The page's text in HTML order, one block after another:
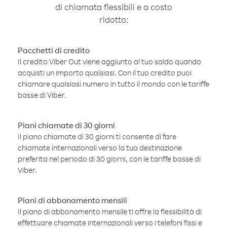
di chiamata flessibili e a costo
ridotto:
Pacchetti di credito
Il credito Viber Out viene aggiunto al tuo saldo quando
acquisti un importo qualsiasi. Con il tuo credito puoi
chiamare qualsiasi numero in tutto il mondo con le tariffe
basse di Viber.
Piani chiamate di 30 giorni
Il piano chiamate di 30 giorni ti consente di fare
chiamate internazionali verso la tua destinazione
preferita nel periodo di 30 giorni, con le tariffe basse di
Viber.
Piani di abbonamento mensili
Il piano di abbonamento mensile ti offre la flessibilità di
effettuare chiamate internazionali verso i telefoni fissi e